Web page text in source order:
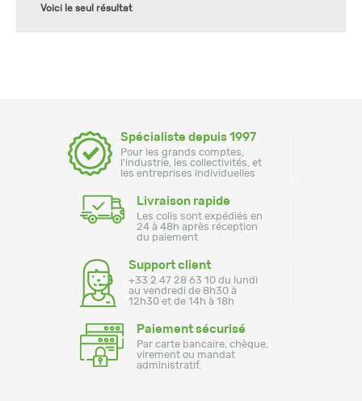
Voici le seul résultat
Spécialiste depuis 1997
Pour les grands comptes,
l'industrie, les collectivités, et
les entreprises individuelles
Livraison rapide
Les colis sont expédiés en
24 à 48h après réception
du paiement
Support client
+33 2 47 28 63 10 du lundi
au vendredi de 8h30 à
12h30 et de 14h à 18h
Paiement sécurisé
Par carte bancaire, chèque,
virement ou mandat
administratif.